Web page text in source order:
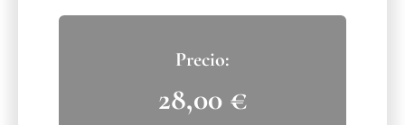
28,00 €